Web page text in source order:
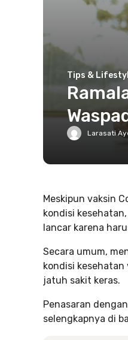
Tips &
Larasati
Meskipun vaksin
kondisi
lancar karena
Secara umum,
kondisi kesehatan
jatuh sakit keras.
Penasaran
selengkapnya di